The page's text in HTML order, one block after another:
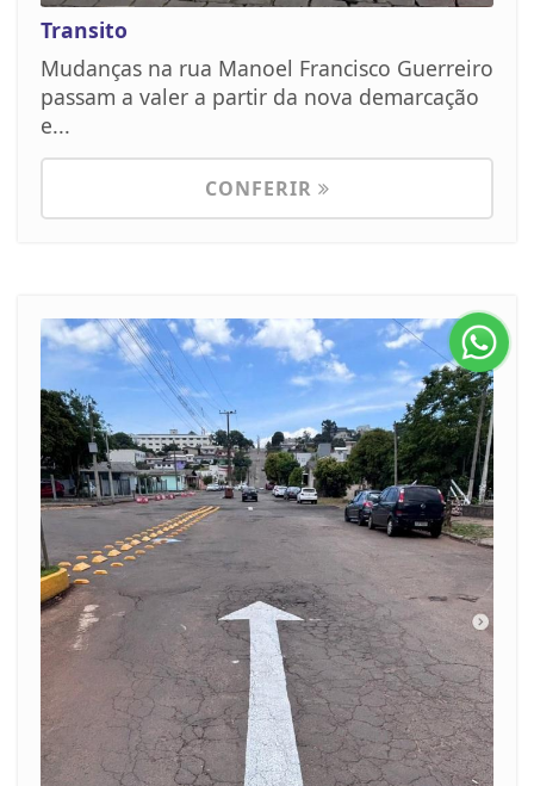
Transito
Mudanças na rua Manoel Francisco Guerreiro
passam a valer a partir da nova demarcação
e...
CONFERIR